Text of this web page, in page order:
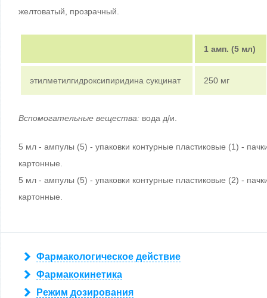
желтоватый, прозрачный.
1 амп. (5 мл)
этилметилгидроксипиридина сукцинат 250 мг
Вспомогательные вещества: вода д/и.
5 мл - ампулы (5) - упаковки контурные пластиковые (1) -
картонные.
5 мл - ампулы (5) - упаковки контурные пластиковые (2) -
картонные.
Фармакологическое действие
Фармакокинетика
Режим дозирования